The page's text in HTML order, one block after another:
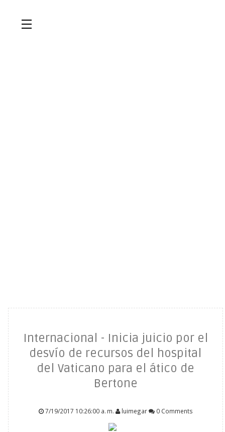
Internacional - Inicia juicio por el
desvío de recursos del hospital
del Vaticano para el ático de
Bertone
7/19/2017 10:26:00 a. m. luimegar 0 Comments